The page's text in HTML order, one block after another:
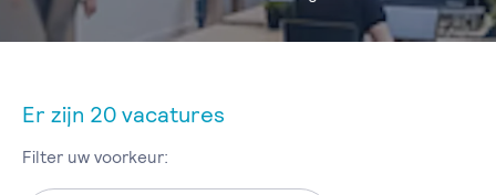
Er zijn 20vacatures
Filter uw voorkeur: